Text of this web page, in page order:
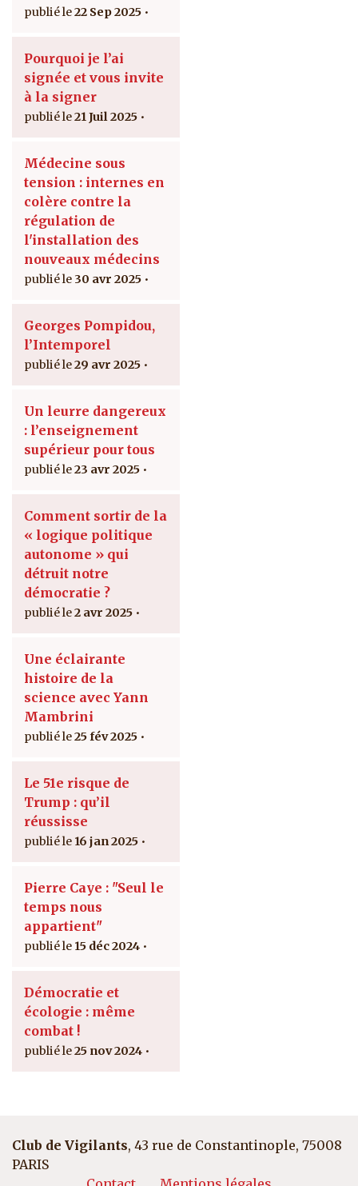
22 Sep 2025
Pourquoi je l’ai
signée et vous invite
à la signer
21 Juil 2025
Médecine sous
tension : internes en
colère contre la
régulation de
l'installation des
nouveaux médecins
30 avr 2025
Georges Pompidou,
l’Intemporel
29 avr 2025
Un leurre dangereux
: l’enseignement
supérieur pour tous
23 avr 2025
Comment sortir de la
« logique politique
autonome » qui
détruit notre
démocratie ?
2 avr 2025
Une éclairante
histoire de la
science avec Yann
Mambrini
25 fév 2025
Le 51e risque de
Trump : qu’il
réussisse
16 jan 2025
Pierre Caye : "Seul le
temps nous
appartient"
15 déc 2024
Démocratie et
écologie : même
combat !
25 nov 2024
Club de Vigilants, 43 rue de Constantinople, 75008
PARIS